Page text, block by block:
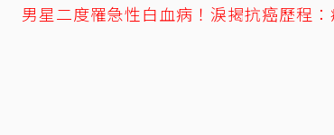
男星二度罹急性白血病！淚揭抗癌歷程